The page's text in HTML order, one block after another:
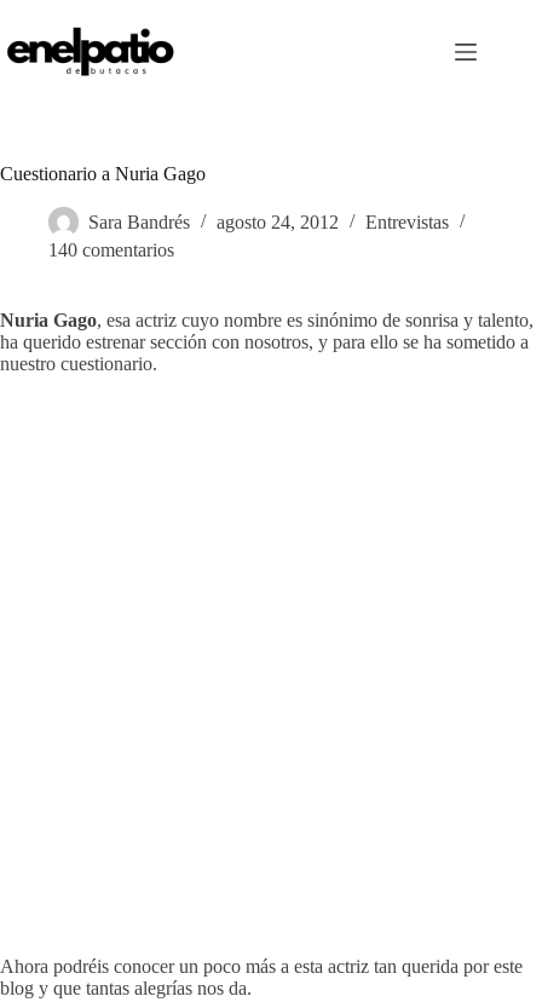
contenido
Cuestionario a Nuria Gago
Sara Bandrés agosto 24, 2012
Entrevistas
140 comentarios
Nuria Gago, esa actriz cuyo nombre es sinónimo de sonrisa y talento,
ha querido estrenar sección con nosotros, y para ello se ha sometido a
nuestro cuestionario.
Ahora podréis conocer un poco más a esta actriz tan querida por este
blog y que tantas alegrías nos da.